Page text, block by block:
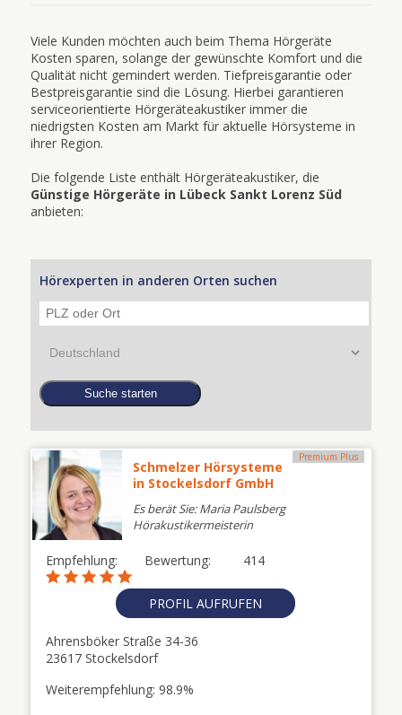
Viele Kunden möchten auch beim Thema Hörgeräte
Kosten sparen, solange der gewünschte Komfort und die
Qualität nicht gemindert werden. Tiefpreisgarantie oder
Bestpreisgarantie sind die Lösung. Hierbei garantieren
serviceorientierte Hörgeräteakustiker immer die
niedrigsten Kosten am Markt für aktuelle Hörsysteme in
ihrer Region.
Die folgende Liste enthält Hörgeräteakustiker, die
Günstige Hörgeräte in Lübeck Sankt Lorenz Süd
anbieten:
Hörexperten in anderen Orten suchen
Premium Plus
Schmelzer Hörsysteme
in Stockelsdorf GmbH
Es berät Sie: Maria Paulsberg
Hörakustikermeisterin
Empfehlung: 414
Bewertung:
PROFIL AUFRUFEN
Ahrensböker Straße 34-36
23617 Stockelsdorf
Weiterempfehlung: 98.9%